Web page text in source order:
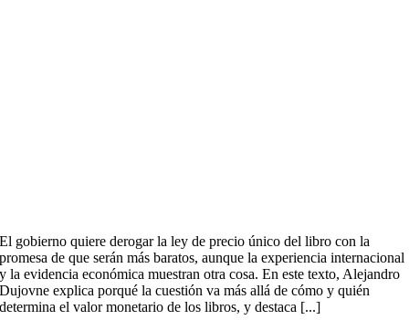
El gobierno quiere derogar la ley de precio único del libro con la
promesa de que serán más baratos, aunque la experiencia internacional
y la evidencia económica muestran otra cosa. En este texto, Alejandro
Dujovne explica porqué la cuestión va más allá de cómo y quién
determina el valor monetario de los libros, y destaca [...]